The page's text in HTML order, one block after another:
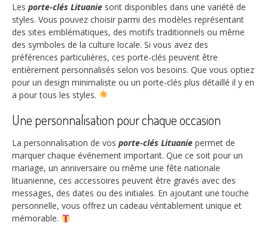
Les porte-clés Lituanie sont disponibles dans une variété de
styles. Vous pouvez choisir parmi des modèles représentant
des sites emblématiques, des motifs traditionnels ou même
des symboles de la culture locale. Si vous avez des
préférences particulières, ces porte-clés peuvent être
entièrement personnalisés selon vos besoins. Que vous optiez
pour un design minimaliste ou un porte-clés plus détaillé il y en
a pour tous les styles.
Une personnalisation pour chaque occasion
La personnalisation de vos porte-clés Lituanie permet de
marquer chaque événement important. Que ce soit pour un
mariage, un anniversaire ou même une fête nationale
lituanienne, ces accessoires peuvent être gravés avec des
messages, des dates ou des initiales. En ajoutant une touche
personnelle, vous offrez un cadeau véritablement unique et
mémorable.